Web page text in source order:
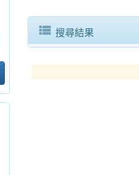
view_list 搜尋結果